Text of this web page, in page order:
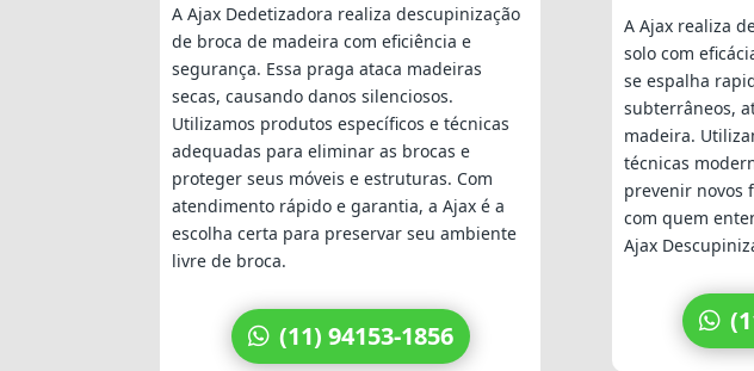
A Ajax Dedetizadora realiza descupinização
de broca de madeira com eficiência e
segurança. Essa praga ataca madeiras
secas, causando danos silenciosos.
Utilizamos produtos específicos e técnicas
adequadas para eliminar as brocas e
proteger seus móveis e estruturas. Com
atendimento rápido e garantia, a Ajax é a
escolha certa para preservar seu ambiente
livre de broca.
(11) 94153-1856
A Ajax realiza
solo com
se espalha
subterrâneos,
madeira.
técnicas
prevenir novos
com quem
Ajax